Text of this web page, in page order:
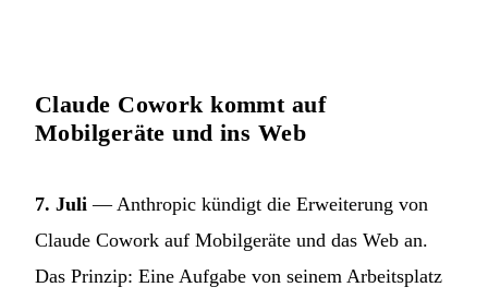
Claude Cowork kommt auf
Mobilgeräte und ins Web
7. Juli — Anthropic kündigt die Erweiterung von
Claude Cowork auf Mobilgeräte und das Web an.
Das Prinzip: Eine Aufgabe von seinem Arbeitsplatz